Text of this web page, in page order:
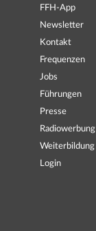
FFH-App
Newsletter
Kontakt
Frequenzen
Jobs
Führungen
Presse
Radiowerbung
Weiterbildung
Login